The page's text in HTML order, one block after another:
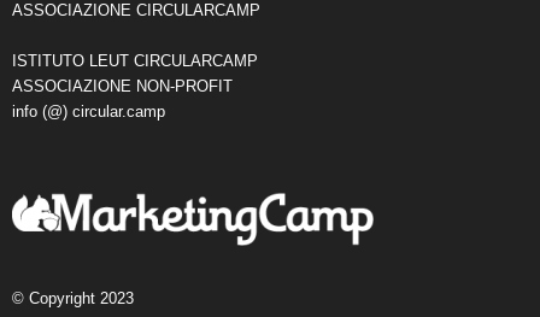
ASSOCIAZIONE CIRCULARCAMP
ISTITUTO LEUT CIRCULARCAMP
ASSOCIAZIONE NON-PROFIT
info (@) circular.camp
© Copyright 2023